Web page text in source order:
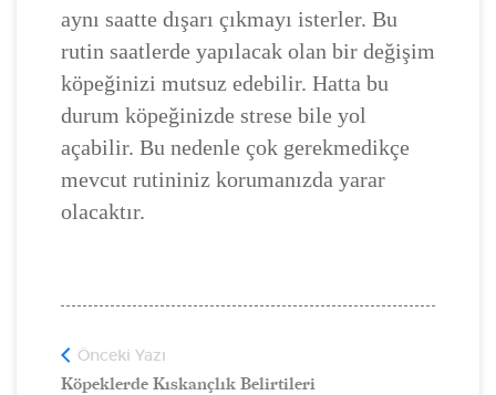
aynı saatte dışarı çıkmayı isterler. Bu
rutin saatlerde yapılacak olan bir değişim
köpeğinizi mutsuz edebilir. Hatta bu
durum köpeğinizde strese bile yol
açabilir. Bu nedenle çok gerekmedikçe
mevcut rutininiz korumanızda yarar
olacaktır.
Önceki Yazı
Köpeklerde Kıskançlık Belirtileri